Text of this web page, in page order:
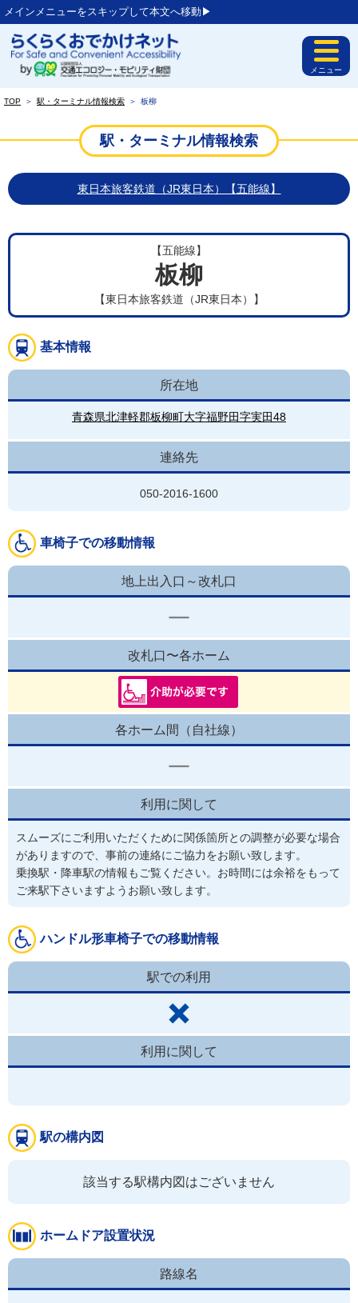
メインメニューをスキップして本文へ移動▶︎
メニュー
TOP ＞ 駅・ターミナル情報検索 ＞ 板柳
駅・ターミナル情報検索
東日本旅客鉄道（JR東日本）【五能線】
【五能線】
板柳
【東日本旅客鉄道（JR東日本）】
基本情報
所在地
青森県北津軽郡板柳町大字福野田字実田48
連絡先
050-2016-1600
車椅子での移動情報
地上出入口～改札口
改札口〜各ホーム
各ホーム間（自社線）
利用に関して
スムーズにご利用いただくために関係箇所との調整が必要な場合
がありますので、事前の連絡にご協力をお願い致します。
乗換駅・降車駅の情報もご覧ください。お時間には余裕をもって
ご来駅下さいますようお願い致します。
ハンドル形車椅子での移動情報
駅での利用
利用に関して
駅の構内図
該当する駅構内図はございません
ホームドア設置状況
路線名